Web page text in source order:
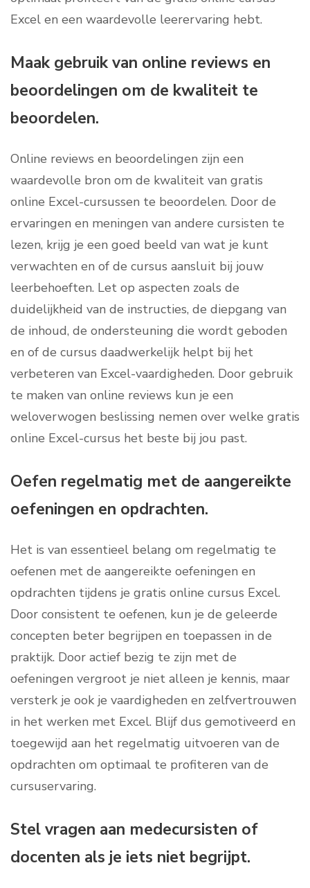
Excel en een waardevolle leerervaring hebt.
Maak gebruik van online reviews en
beoordelingen om de kwaliteit te
beoordelen.
Online reviews en beoordelingen zijn een
waardevolle bron om de kwaliteit van gratis
online Excel-cursussen te beoordelen. Door de
ervaringen en meningen van andere cursisten te
lezen, krijg je een goed beeld van wat je kunt
verwachten en of de cursus aansluit bij jouw
leerbehoeften. Let op aspecten zoals de
duidelijkheid van de instructies, de diepgang van
de inhoud, de ondersteuning die wordt geboden
en of de cursus daadwerkelijk helpt bij het
verbeteren van Excel-vaardigheden. Door gebruik
te maken van online reviews kun je een
weloverwogen beslissing nemen over welke gratis
online Excel-cursus het beste bij jou past.
Oefen regelmatig met de aangereikte
oefeningen en opdrachten.
Het is van essentieel belang om regelmatig te
oefenen met de aangereikte oefeningen en
opdrachten tijdens je gratis online cursus Excel.
Door consistent te oefenen, kun je de geleerde
concepten beter begrijpen en toepassen in de
praktijk. Door actief bezig te zijn met de
oefeningen vergroot je niet alleen je kennis, maar
versterk je ook je vaardigheden en zelfvertrouwen
in het werken met Excel. Blijf dus gemotiveerd en
toegewijd aan het regelmatig uitvoeren van de
opdrachten om optimaal te profiteren van de
cursuservaring.
Stel vragen aan medecursisten of
docenten als je iets niet begrijpt.